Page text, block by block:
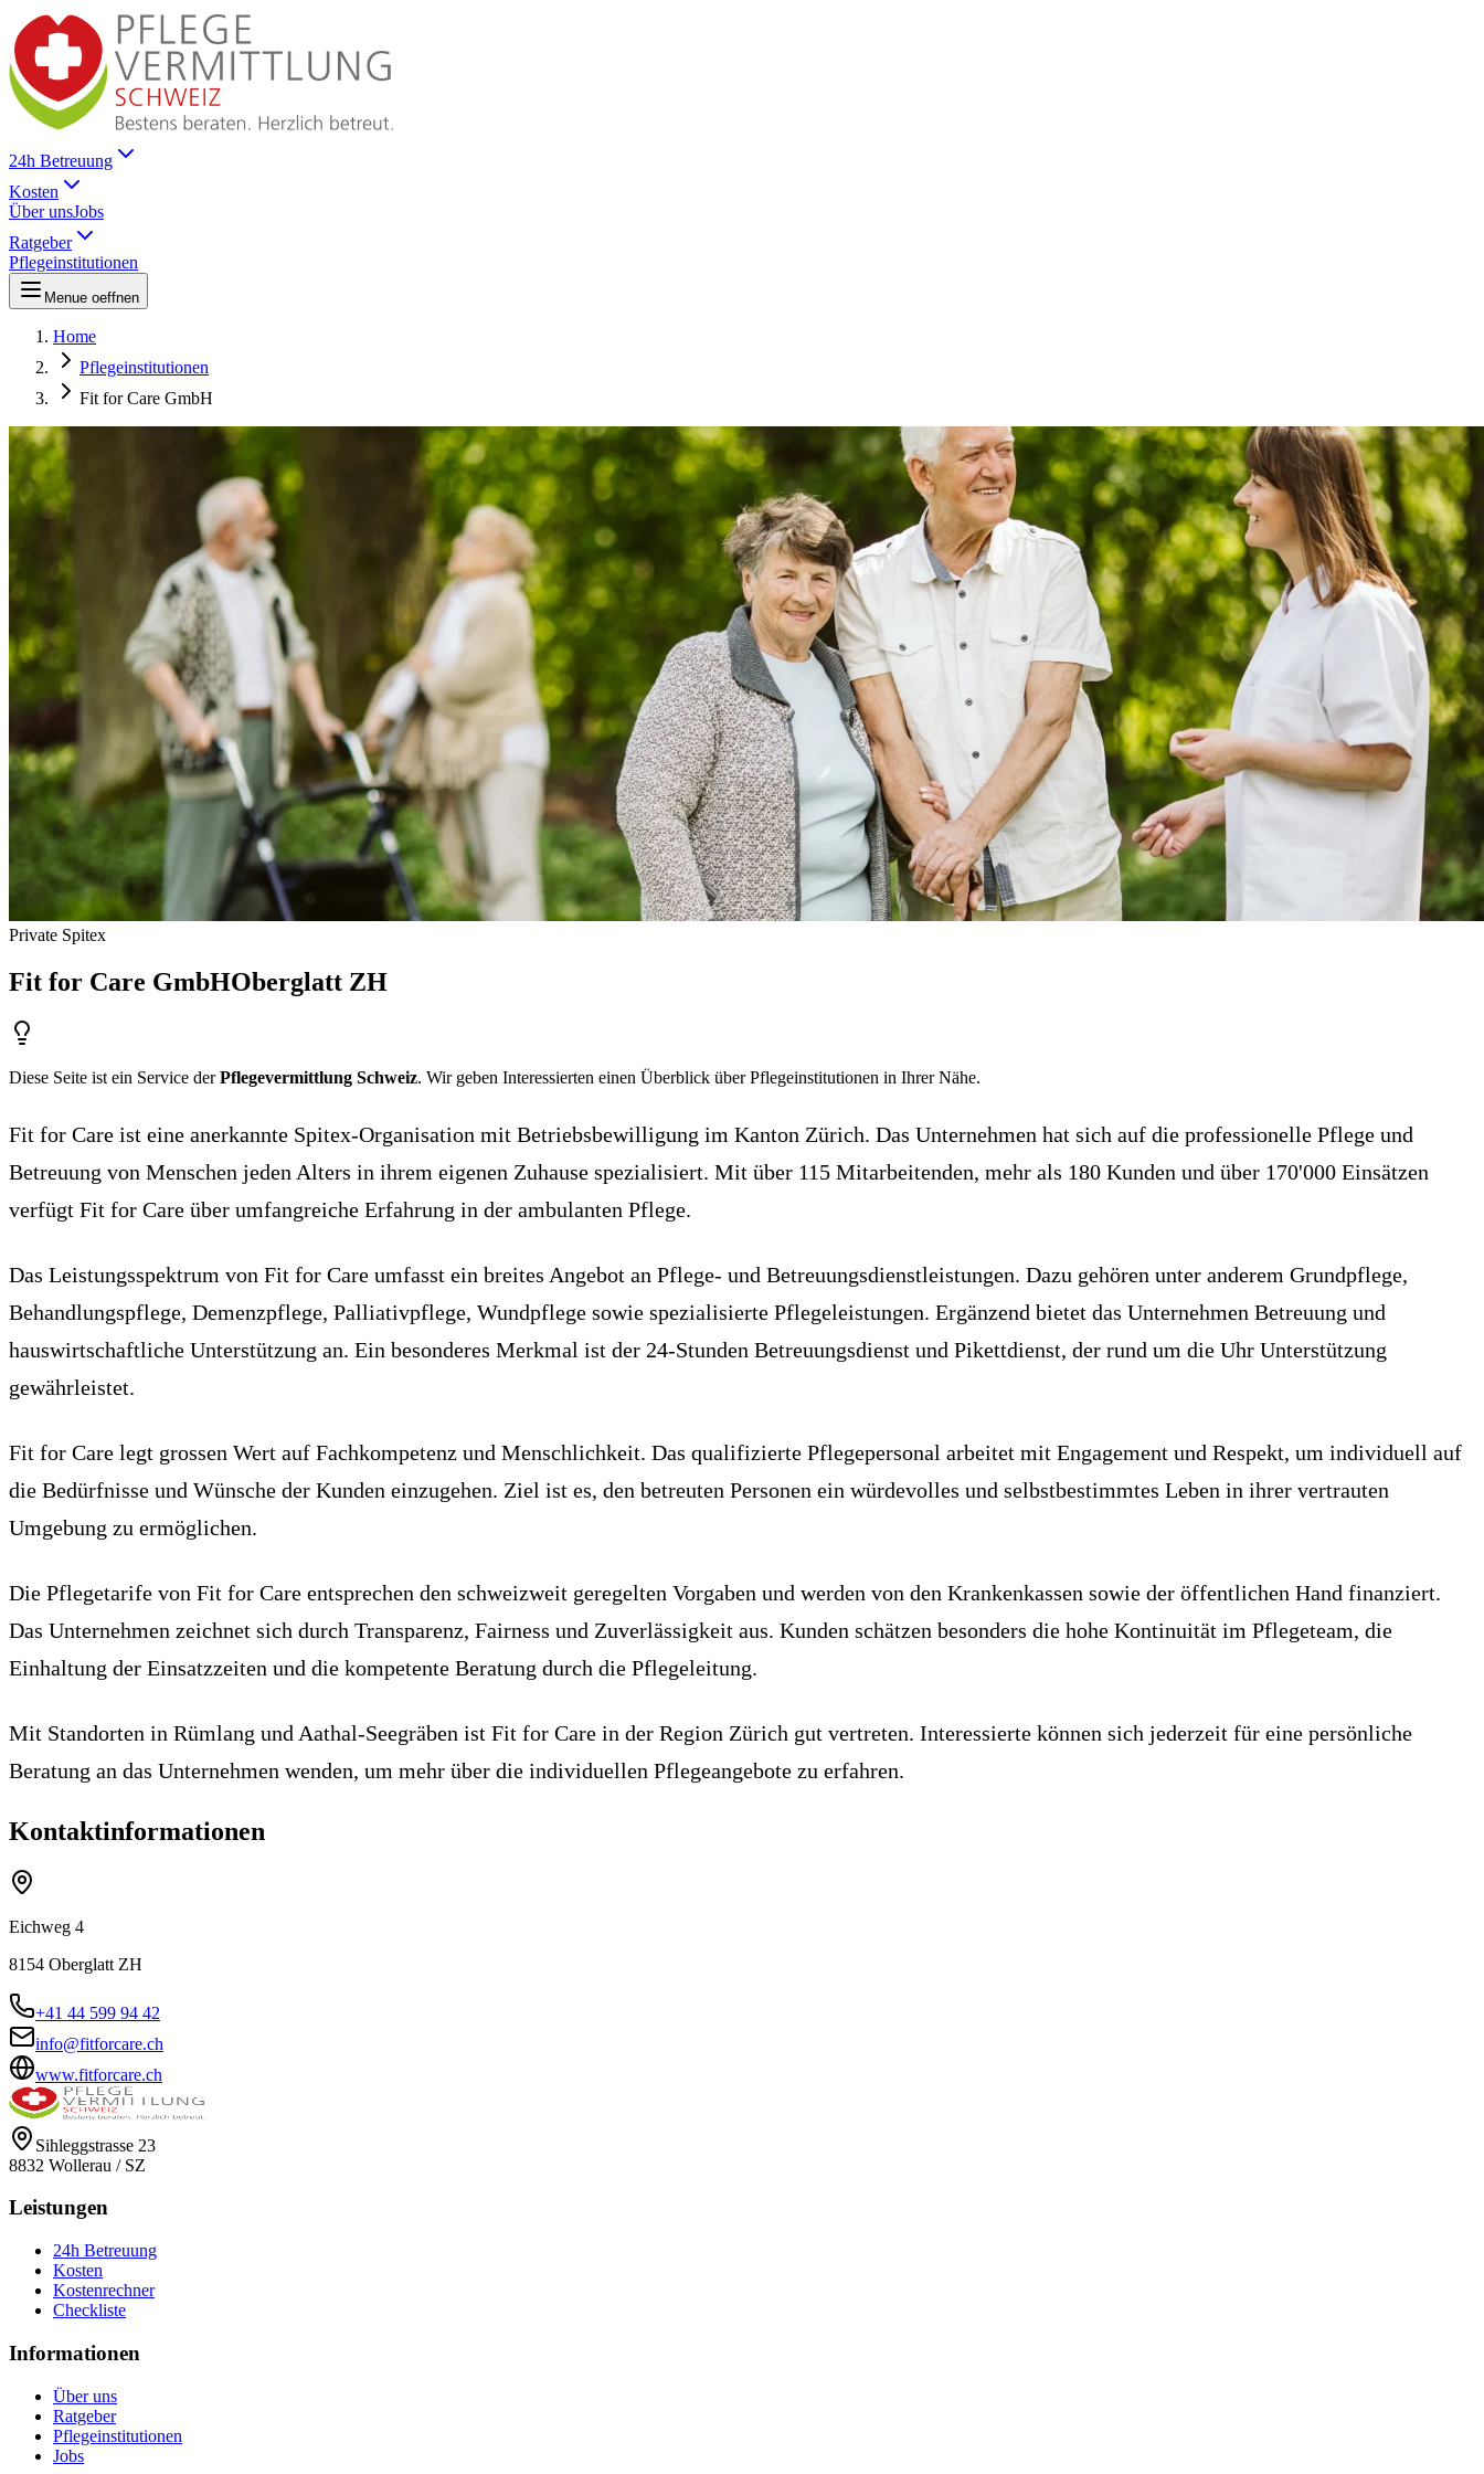
24h Betreuung
Kosten
Über unsJobs
Ratgeber
Pflegeinstitutionen
Menue oeffnen
Home
Pflegeinstitutionen
Fit for Care GmbH
Private Spitex
Fit for Care GmbHOberglatt ZH
Diese Seite ist ein Service derPflegevermittlung Schweiz. Wir geben Interessierten einen Überblick über Pflegeinstitutionen in Ihrer Nähe.
Fit for Care ist eine anerkannte Spitex-Organisation mit Betriebsbewilligung im Kanton Zürich. Das Unternehmen hat sich auf die professionelle Pflege und
Betreuung von Menschen jeden Alters in ihrem eigenen Zuhause spezialisiert. Mit über 115 Mitarbeitenden, mehr als 180 Kunden und über 170'000 Einsätzen
verfügt Fit for Care über umfangreiche Erfahrung in der ambulanten Pflege.
Das Leistungsspektrum von Fit for Care umfasst ein breites Angebot an Pflege- und Betreuungsdienstleistungen. Dazu gehören unter anderem Grundpflege,
Behandlungspflege, Demenzpflege, Palliativpflege, Wundpflege sowie spezialisierte Pflegeleistungen. Ergänzend bietet das Unternehmen Betreuung und
hauswirtschaftliche Unterstützung an. Ein besonderes Merkmal ist der 24-Stunden Betreuungsdienst und Pikettdienst, der rund um die Uhr Unterstützung
gewährleistet.
Fit for Care legt grossen Wert auf Fachkompetenz und Menschlichkeit. Das qualifizierte Pflegepersonal arbeitet mit Engagement und Respekt, um individuell auf
die Bedürfnisse und Wünsche der Kunden einzugehen. Ziel ist es, den betreuten Personen ein würdevolles und selbstbestimmtes Leben in ihrer vertrauten
Umgebung zu ermöglichen.
Die Pflegetarife von Fit for Care entsprechen den schweizweit geregelten Vorgaben und werden von den Krankenkassen sowie der öffentlichen Hand finanziert.
Das Unternehmen zeichnet sich durch Transparenz, Fairness und Zuverlässigkeit aus. Kunden schätzen besonders die hohe Kontinuität im Pflegeteam, die
Einhaltung der Einsatzzeiten und die kompetente Beratung durch die Pflegeleitung.
Mit Standorten in Rümlang und Aathal-Seegräben ist Fit for Care in der Region Zürich gut vertreten. Interessierte können sich jederzeit für eine persönliche
Beratung an das Unternehmen wenden, um mehr über die individuellen Pflegeangebote zu erfahren.
Kontaktinformationen
Eichweg 4
8154 Oberglatt ZH
+41 44 599 94 42
info@fitforcare.ch
www.fitforcare.ch
Sihleggstrasse 23
8832 Wollerau / SZ
Leistungen
24h Betreuung
Kosten
Kostenrechner
Checkliste
Informationen
Über uns
Ratgeber
Pflegeinstitutionen
Jobs